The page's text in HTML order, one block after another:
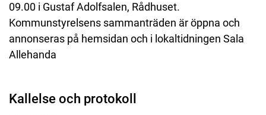
09.00 i Gustaf Adolfsalen, Rådhuset.
Kommunstyrelsens sammanträden är öppna och
annonseras på hemsidan och i lokaltidningen Sala
Allehanda
Kallelse och protokoll